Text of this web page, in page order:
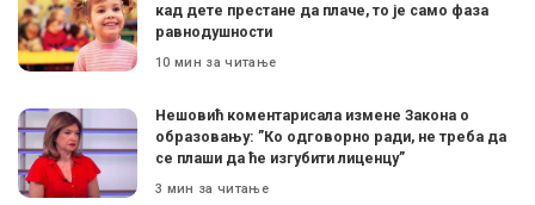
кад дете престане да плаче, то је само фаза
равнодушности
10 мин за читање
Нешовић коментарисала измене Закона о
образовању: ”Ко одговорно ради, не треба да
се плаши да ће изгубити лиценцу”
3 мин за читање